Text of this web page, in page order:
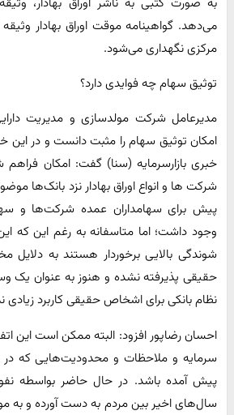
می‌دهد. گواهینامه موقت اوراق بهادار
مرکزی نگهداری می‌شود.
توثیق سهام چه فوایدی دارد؟
مدیرعامل شرکت مولدسازی و مدیریت
امکان توثیق سهام را مثبت دانست و در این
خبری بازارسرمایه (سنا) گفت: امکان
شرکت ها و انواع اوراق بهادار نزد بانک‌ها
پیش برای سهامداران عمده شرکت‌ها و
وجود داشت؛ اما متاسفانه به رغم این که این
شوندگی بالایی برخوردار هستند به
حقیقی پذیرفته نشده و هنوز به عنوان یک
نظام بانکی برای اشخاص حقیقی کاربرد زیادی
احسان رضاپور افزود: البته ممکن است این
سرمایه و ملاحظات و محدودیت‌هایی که در
پیش آمده باشد. در حال حاضر بواسطه
سال‌های اخیر بین مردم به دست آورده و به